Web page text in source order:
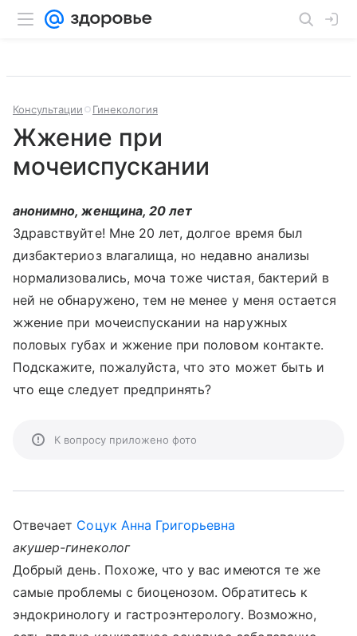
Консультации Гинекология
Жжение при
мочеиспускании
анонимно, женщина, 20 лет
Здравствуйте! Мне 20 лет, долгое время был
дизбактериоз влагалища, но недавно анализы
нормализовались, моча тоже чистая, бактерий в
ней не обнаружено, тем не менее у меня остается
жжение при мочеиспускании на наружных
половых губах и жжение при половом контакте.
Подскажите, пожалуйста, что это может быть и
что еще следует предпринять?
К вопросу приложено фото
Отвечает Соцук Анна Григорьевна
акушер-гинеколог
Добрый день. Похоже, что у вас имеются те же
самые проблемы с биоценозом. Обратитесь к
эндокринологу и гастроэнтерологу. Возможно,